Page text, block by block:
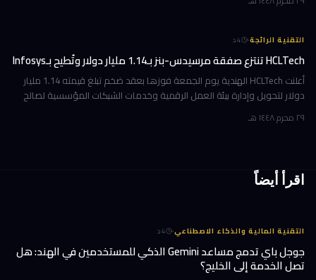
التقنية الرائجة·
4د
HCLTech تنتزع صفقة مرسيدس-بنز بـ1.14 مليار دولار وتُطيح بـInfosys
أعلنت HCLTech الهندية يوم الجمعة فوزها بعقد ضخم تبلغ قيمته 1.14 مليار
دولار لتحويل وإدارة بيئة العمل الرقمية وخدمات الشبكات المؤسسية لصالح
٢٩ محرم ١٤٤٨ هـ
اقرأ أيضاً
التقنية المالية والذكاء الاصطناعي·
4د
جوجل باي تدمج مساعد Gemini الذكي للمستخدمين في الهند: هل
تصل الخدمة إلى الخليج؟